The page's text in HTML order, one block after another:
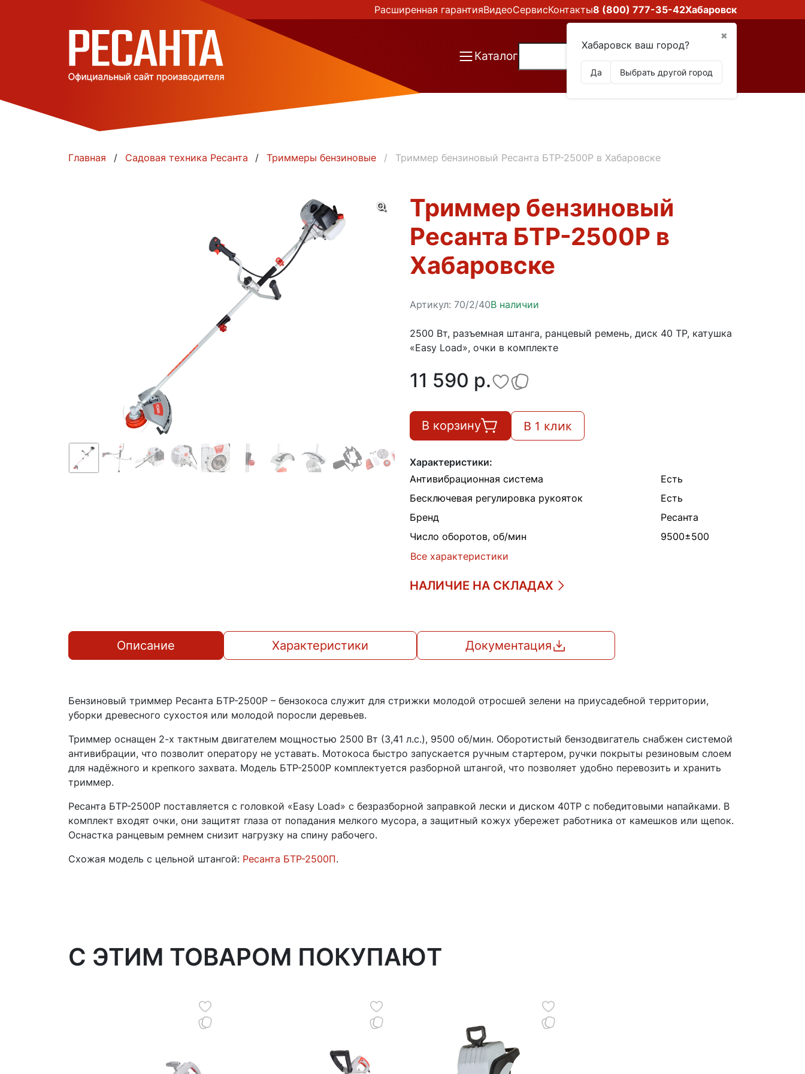
Расширенная гарантияВидеоСервисКонтакты8 (800) 777-35-42Хабаровск
✖
Хабаровск ваш город?
Да Выбрать другой город
Каталог
Главная Садовая техника Ресанта Триммеры бензиновые Триммер бензиновый Ресанта БТР-2500Р в Хабаровске
Триммер бензиновый
Ресанта БТР-2500Р в
Хабаровске
Артикул: 70/2/40В наличии
2500 Вт, разъемная штанга, ранцевый ремень, диск 40 ТР, катушка
«Easy Load», очки в комплекте
11 590 p.
В корзину В 1 клик
Характеристики:
Антивибрационная система
Есть
Бесключевая регулировка рукояток
Есть
Бренд
Ресанта
Число оборотов, об/мин
9500±500
Все характеристики
НАЛИЧИЕ НА СКЛАДАХ
Описание Характеристики Документация
Бензиновый триммер Ресанта БТР-2500Р – бензокоса служит для стрижки молодой отросшей зелени на приусадебной территории,
уборки древесного сухостоя или молодой поросли деревьев.
Триммер оснащен 2-х тактным двигателем мощностью 2500 Вт (3,41 л.с.), 9500 об/мин. Оборотистый бензодвигатель снабжен системой
антивибрации, что позволит оператору не уставать. Мотокоса быстро запускается ручным стартером, ручки покрыты резиновым слоем
для надёжного и крепкого захвата. Модель БТР-2500Р комплектуется разборной штангой, что позволяет удобно перевозить и хранить
триммер.
Ресанта БТР-2500Р поставляется с головкой «Easy Load» с безразборной заправкой лески и диском 40ТР с победитовыми напайками. В
комплект входят очки, они защитят глаза от попадания мелкого мусора, а защитный кожух убережет работника от камешков или щепок.
Оснастка ранцевым ремнем снизит нагрузку на спину рабочего.
Схожая модель с цельной штангой: Ресанта БТР-2500П.
C ЭТИМ ТОВАРОМ ПОКУПАЮТ